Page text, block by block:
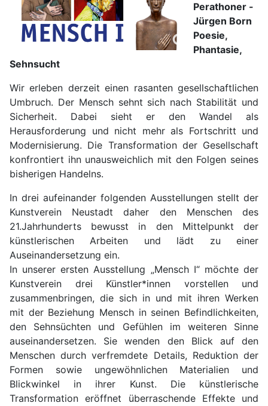
Perathoner -
Jürgen Born
Poesie,
Phantasie,
Sehnsucht
Wir erleben derzeit einen rasanten gesellschaftlichen
Umbruch. Der Mensch sehnt sich nach Stabilität und
Sicherheit. Dabei sieht er den Wandel als
Herausforderung und nicht mehr als Fortschritt und
Modernisierung. Die Transformation der Gesellschaft
konfrontiert ihn unausweichlich mit den Folgen seines
bisherigen Handelns.
In drei aufeinander folgenden Ausstellungen stellt der
Kunstverein Neustadt daher den Menschen des
21.Jahrhunderts bewusst in den Mittelpunkt der
künstlerischen Arbeiten und lädt zu einer
Auseinandersetzung ein.
In unserer ersten Ausstellung „Mensch I“ möchte der
Kunstverein drei Künstler*innen vorstellen und
zusammenbringen, die sich in und mit ihren Werken
mit der Beziehung Mensch in seinen Befindlichkeiten,
den Sehnsüchten und Gefühlen im weiteren Sinne
auseinandersetzen. Sie wenden den Blick auf den
Menschen durch verfremdete Details, Reduktion der
Formen sowie ungewöhnlichen Materialien und
Blickwinkel in ihrer Kunst. Die künstlerische
Transformation eröffnet überraschende Effekte und